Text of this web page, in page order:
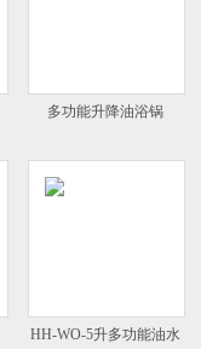
多功能升降油浴锅
HH-WO-5升多功能油水